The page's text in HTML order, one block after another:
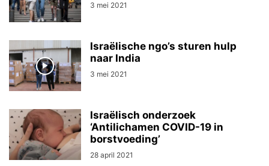
3 mei 2021
Israëlische ngo’s sturen hulp
naar India
3 mei 2021
Israëlisch onderzoek
‘Antilichamen COVID-19 in
borstvoeding’
28 april 2021